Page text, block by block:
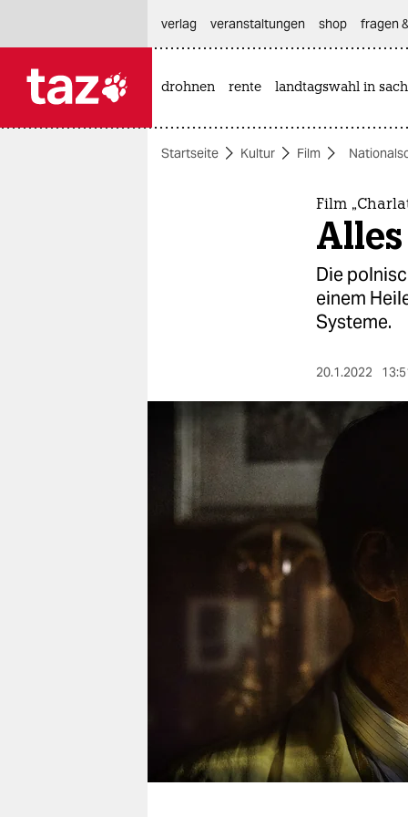
themen
nord
wahrheit
veranstaltungen
fragen & hilfe
unterstützen
genossenschaft
verlag
veranstaltungen shop fragen
drohnen rente landtagswahl in
Startseite Kultur Film
Film
Die
einem
Systeme.
20.1.2022